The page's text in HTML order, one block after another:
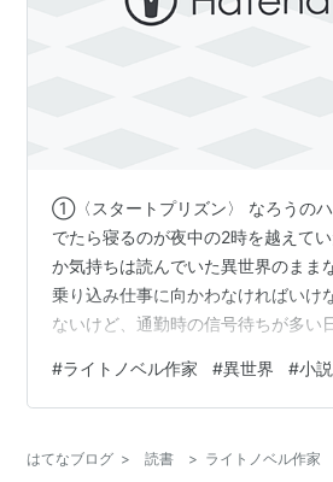
①〈スタートプリズン〉 なろうの
でたら寝るのが夜中の2時を越えて
か気持ちは読んでいた異世界のまま
乗り込み仕事に向かわなければいけ
ないけど、通勤時の信号待ちが多い
対向車線の事故を目撃したが仕事に
急に凄まじい衝撃が走り気を失う。
像すると自分も背後からの衝突事故
#ライトノベル作家 #異世界 #小説
はてなブログ > 読書 > ライトノベル作家